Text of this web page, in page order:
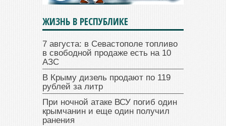
ЖИЗНЬ В РЕСПУБЛИКЕ
7 августа: в Севастополе топливо
в свободной продаже есть на 10
АЗС
В Крыму дизель продают по 119
рублей за литр
При ночной атаке ВСУ погиб один
крымчанин и еще один получил
ранения